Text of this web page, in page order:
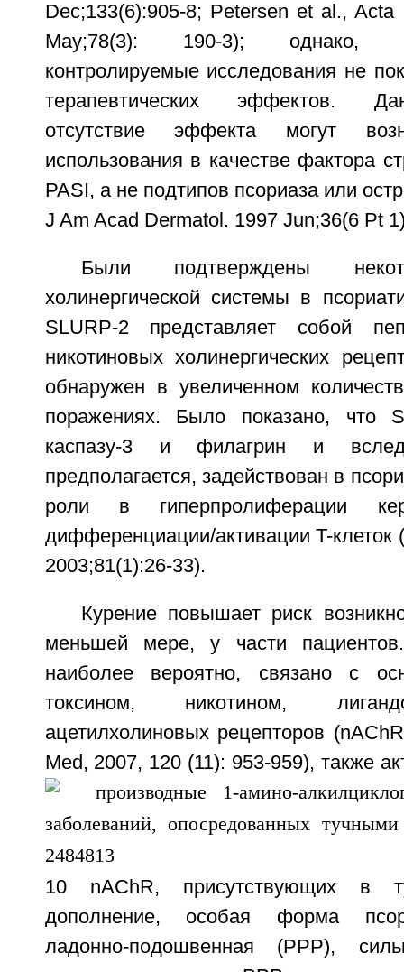
Dec;133(6):905-8; Petersen et al.,
May;78(3): 190-3); однако,
контролируемые исследования не
терапевтических эффектов.
отсутствие эффекта могут
использования в качестве фактора
PASI, а не подтипов псориаза или
J Am Acad Dermatol. 1997 Jun;36(6 Pt
Были подтверждены
холинергической системы в
SLURP-2 представляет собой
никотиновых холинергических
обнаружен в увеличенном
поражениях. Было показано, что
каспазу-3 и филагрин и
предполагается, задействован в
роли в гиперпролиферации
дифференциации/активации T-клеток
2003;81(1):26-33).
Курение повышает риск
меньшей мере, у части
наиболее вероятно, связано с
токсином, никотином,
ацетилхолиновых рецепторов
Med, 2007, 120 (11): 953-959), также
10 nAChR, присутствующих в
дополнение, особая форма
ладонно-подошвенная (PPP),